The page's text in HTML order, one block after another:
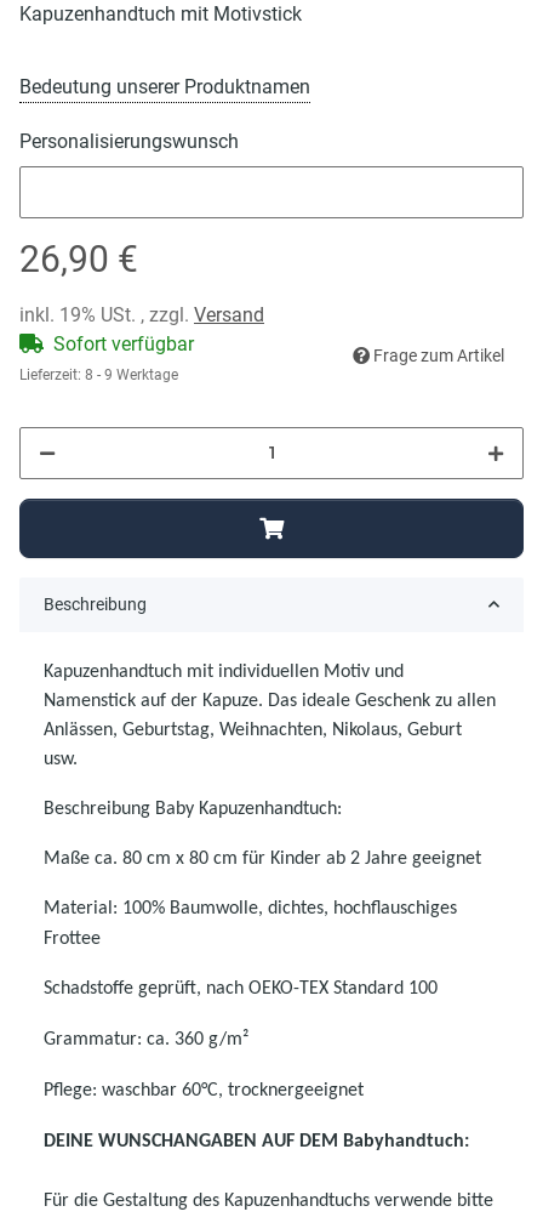
Kapuzenhandtuch mit Motivstick
Bedeutung unserer Produktnamen
Personalisierungswunsch
26,90 €
inkl. 19% USt. , zzgl. Versand
Sofort verfügbar
Lieferzeit: 8 - 9 Werktage
Frage zum Artikel
Beschreibung
Kapuzenhandtuch mit individuellen Motiv und
Namenstick auf der Kapuze. Das ideale Geschenk zu allen
Anlässen, Geburtstag, Weihnachten, Nikolaus, Geburt
usw.
Beschreibung Baby Kapuzenhandtuch:
Maße ca. 80 cm x 80 cm für Kinder ab 2 Jahre geeignet
Material: 100% Baumwolle, dichtes, hochflauschiges
Frottee
Schadstoffe geprüft, nach OEKO-TEX Standard 100
Grammatur: ca. 360 g/m²
Pflege: waschbar 60°C, trocknergeeignet
DEINE WUNSCHANGABEN AUF DEM Babyhandtuch:
Für die Gestaltung des Kapuzenhandtuchs verwende bitte